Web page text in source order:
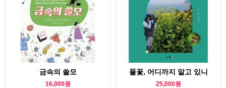
금속의 쓸모
16,000원
풀꽃, 어디까지 알고 있니
25,000원